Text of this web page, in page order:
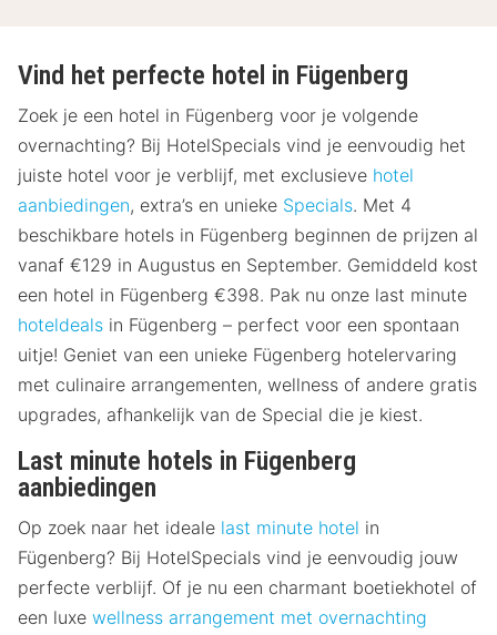
Vind het perfecte hotel in Fügenberg
Zoek je een hotel in Fügenberg voor je volgende
overnachting? Bij HotelSpecials vind je eenvoudig het
juiste hotel voor je verblijf, met exclusieve hotel
aanbiedingen, extra’s en unieke Specials. Met 4
beschikbare hotels in Fügenberg beginnen de prijzen al
vanaf €129 in Augustus en September. Gemiddeld kost
een hotel in Fügenberg €398. Pak nu onze last minute
hoteldeals in Fügenberg – perfect voor een spontaan
uitje! Geniet van een unieke Fügenberg hotelervaring
met culinaire arrangementen, wellness of andere gratis
upgrades, afhankelijk van de Special die je kiest.
Last minute hotels in Fügenberg
aanbiedingen
Op zoek naar het ideale last minute hotel in
Fügenberg? Bij HotelSpecials vind je eenvoudig jouw
perfecte verblijf. Of je nu een charmant boetiekhotel of
een luxe wellness arrangement met overnachting